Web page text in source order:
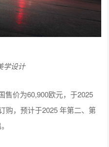
学设计
售价为60,900欧元，于2025
购，预计于2025 年第二、第